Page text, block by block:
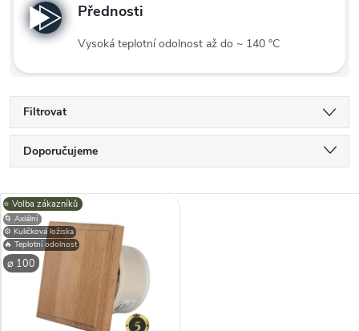
Přednosti
Vysoká teplotní odolnost až do ~ 140 °C
Filtrovat
Ř
a
z
e
Doporučujeme
Nejdražší
Nejprodávanější
Abecedně
V
ý
⚙️ Kuličková ložiska
⌀ 100
⭐️ Volba zákazníků
🌀 Axiální
🔥 Teplotní odolnost